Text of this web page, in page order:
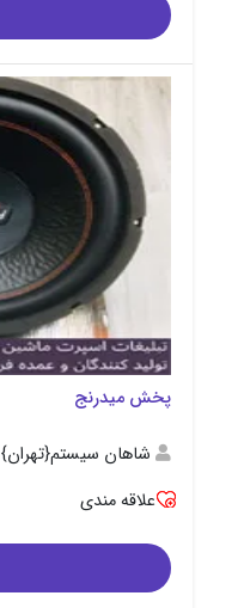
پخش میدرنج
شاهان سیستم{تهران}
علاقه مندی